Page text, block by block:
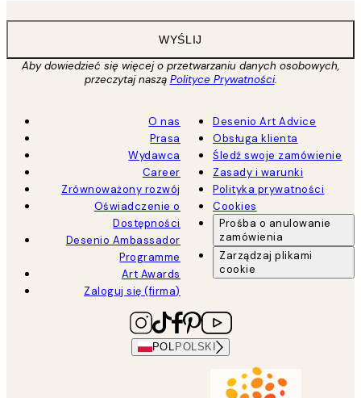
WYŚLIJ
Aby dowiedzieć się więcej o przetwarzaniu danych osobowych,
przeczytaj naszą Polityce Prywatności.
O nas
Prasa
Wydawca
Career
Zrównoważony rozwój
Oświadczenie o
Dostępności
Desenio Ambassador
Programme
Art Awards
Zaloguj się (firma)
Desenio Art Advice
Obsługa klienta
Śledź swoje zamówienie
Zasady i warunki
Polityka prywatności
Cookies
Prośba o anulowanie
zamówienia
Zarządzaj plikami
cookie
POL POLSKI